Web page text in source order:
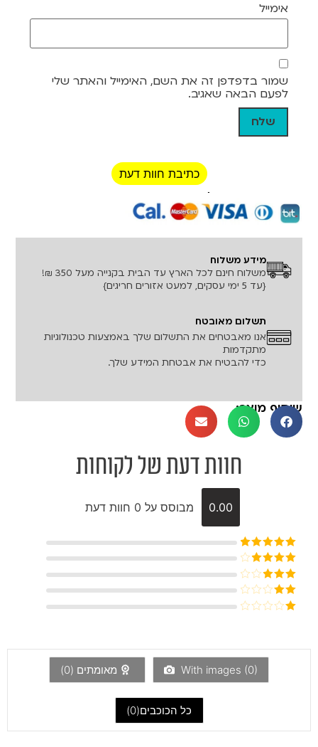
אימייל
שמור בדפדפן זה את השם, האימייל והאתר שלי
לפעם הבאה שאגיב.
כתיבת חוות דעת
רכישה מאובטחת!
מידע משלוח
משלוח חינם לכל הארץ עד הבית בקנייה מעל 350 ₪!
{עד 5 ימי עסקים, למעט אזורים חריגים}
תשלום מאובטח
אנו מאבטחים את התשלום שלך באמצעות טכנולוגיות
מתקדמות
כדי להבטיח את אבטחת המידע שלך.
שיתוף מוצר:
חוות דעת של לקוחות
0.00 מבוסס על 0 חוות דעת
דורג5מתוך
5
דורג4
מתוך 5
דורג3
מתוך 5
דורג
5
With images (0) מאומתים (0
)
כל הכוכבים(0
)